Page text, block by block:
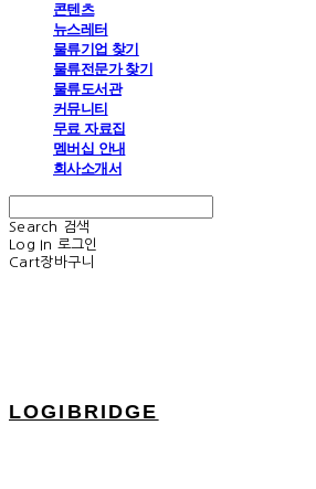
콘텐츠
뉴스레터
물류기업 찾기
물류전문가 찾기
물류도서관
커뮤니티
무료 자료집
멤버십 안내
회사소개서
Search
검색
Log In 로그인
Cart장바구니
LOGIBRIDGE